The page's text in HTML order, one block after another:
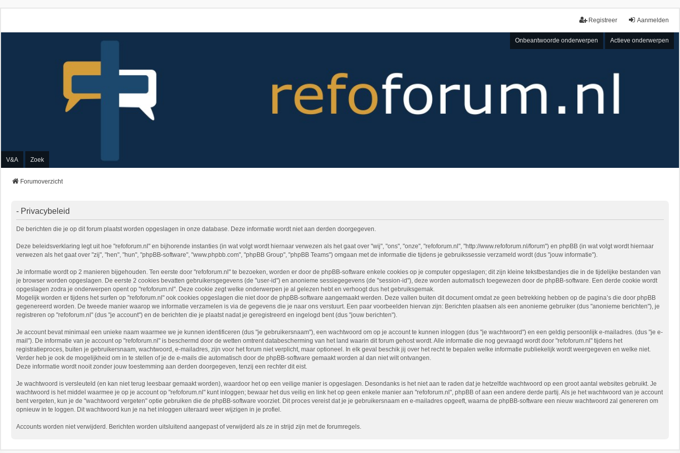
Aanmelden
Registreer
Onbeantwoorde onderwerpen Actieve onderwerpen
V&A Zoek
Forumoverzicht
- Privacybeleid
De berichten die je op dit forum plaatst worden opgeslagen in onze database. Deze informatie wordt niet aan derden doorgegeven.
Deze beleidsverklaring legt uit hoe "refoforum.nl" en bijhorende instanties (in wat volgt wordt hiernaar verwezen als het gaat over "wij", "ons", "onze", "refoforum.nl", "http://www.refoforum.nl/forum") en phpBB (in wat volgt wordt hiernaar
verwezen als het gaat over "zij", "hen", "hun", "phpBB-software", "www.phpbb.com", "phpBB Group", "phpBB Teams") omgaan met de informatie die tijdens je gebruikssessie verzameld wordt (dus "jouw informatie").
Je informatie wordt op 2 manieren bijgehouden. Ten eerste door "refoforum.nl" te bezoeken, worden er door de phpBB-software enkele cookies op je computer opgeslagen; dit zijn kleine tekstbestandjes die in de tijdelijke bestanden van
je browser worden opgeslagen. De eerste 2 cookies bevatten gebruikersgegevens (de "user-id") en anonieme sessiegegevens (de "session-id"), deze worden automatisch toegewezen door de phpBB-software. Een derde cookie wordt
opgeslagen zodra je onderwerpen opent op "refoforum.nl". Deze cookie zegt welke onderwerpen je al gelezen hebt en verhoogt dus het gebruiksgemak.
Mogelijk worden er tijdens het surfen op "refoforum.nl" ook cookies opgeslagen die niet door de phpBB-software aangemaakt werden. Deze vallen buiten dit document omdat ze geen betrekking hebben op de pagina’s die door phpBB
gegenereerd worden. De tweede manier waarop we informatie verzamelen is via de gegevens die je naar ons verstuurt. Een paar voorbeelden hiervan zijn: Berichten plaatsen als een anonieme gebruiker (dus "anonieme berichten"), je
registreren op "refoforum.nl" (dus "je account") en de berichten die je plaatst nadat je geregistreerd en ingelogd bent (dus "jouw berichten").
Je account bevat minimaal een unieke naam waarmee we je kunnen identificeren (dus "je gebruikersnaam"), een wachtwoord om op je account te kunnen inloggen (dus "je wachtwoord") en een geldig persoonlijk e-mailadres. (dus "je e-
mail"). De informatie van je account op "refoforum.nl" is beschermd door de wetten omtrent databescherming van het land waarin dit forum gehost wordt. Alle informatie die nog gevraagd wordt door "refoforum.nl" tijdens het
registratieproces, buiten je gebruikersnaam, wachtwoord, e-mailadres, zijn voor het forum niet verplicht, maar optioneel. In elk geval beschik jij over het recht te bepalen welke informatie publiekelijk wordt weergegeven en welke niet.
Verder heb je ook de mogelijkheid om in te stellen of je de e-mails die automatisch door de phpBB-software gemaakt worden al dan niet wilt ontvangen.
Deze informatie wordt nooit zonder jouw toestemming aan derden doorgegeven, tenzij een rechter dit eist.
Je wachtwoord is versleuteld (en kan niet terug leesbaar gemaakt worden), waardoor het op een veilige manier is opgeslagen. Desondanks is het niet aan te raden dat je hetzelfde wachtwoord op een groot aantal websites gebruikt. Je
wachtwoord is het middel waarmee je op je account op "refoforum.nl" kunt inloggen; bewaar het dus veilig en link het op geen enkele manier aan "refoforum.nl", phpBB of aan een andere derde partij. Als je het wachtwoord van je account
bent vergeten, kun je de "wachtwoord vergeten" optie gebruiken die de phpBB-software voorziet. Dit proces vereist dat je je gebruikersnaam en e-mailadres opgeeft, waarna de phpBB-software een nieuw wachtwoord zal genereren om
opnieuw in te loggen. Dit wachtwoord kun je na het inloggen uiteraard weer wijzigen in je profiel.
Accounts worden niet verwijderd. Berichten worden uitsluitend aangepast of verwijderd als ze in strijd zijn met de forumregels.